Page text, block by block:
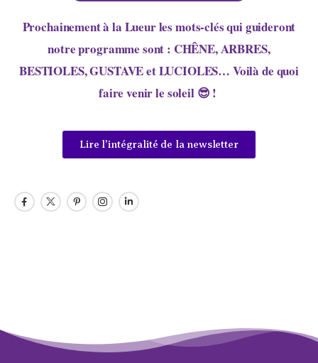
Prochainement à la Lueur les mots-clés qui guideront
notre programme sont : CHÊNE, ARBRES,
BESTIOLES, GUSTAVE et LUCIOLES… Voilà de quoi
faire venir le soleil 😎 ! ­
Lire l'intégralité de la newsletter